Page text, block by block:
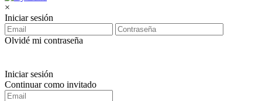
×
Iniciar sesión
Olvidé mi contraseña
Iniciar sesión
Continuar como invitado